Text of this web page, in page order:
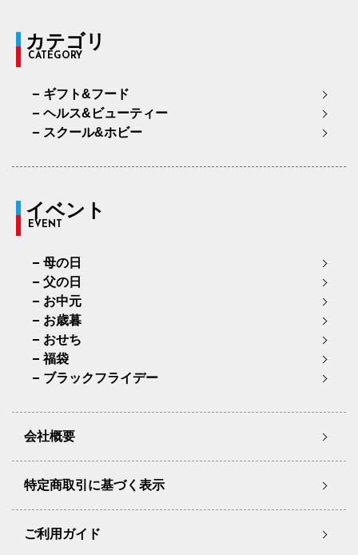
カテゴリ
CATEGORY
ギフト&フード
ヘルス&ビューティー
スクール&ホビー
イベント
EVENT
母の日
父の日
お中元
お歳暮
おせち
福袋
ブラックフライデー
会社概要
特定商取引に基づく表示
ご利用ガイド